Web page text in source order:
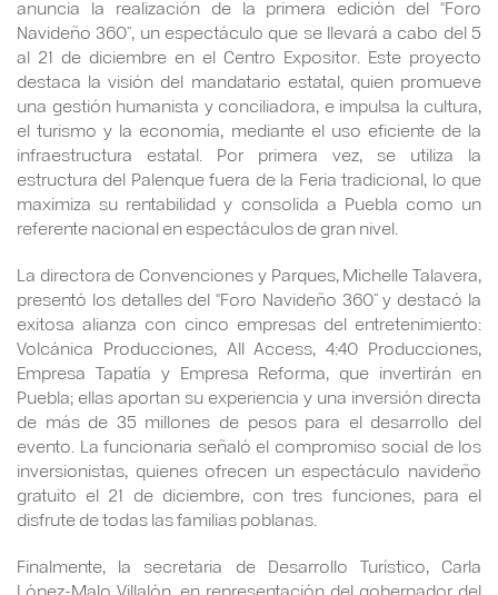
anuncia la realización de la primera edición del “Foro
Navideño 360”, un espectáculo que se llevará a cabo del 5
al 21 de diciembre en el Centro Expositor. Este proyecto
destaca la visión del mandatario estatal, quien promueve
una gestión humanista y conciliadora, e impulsa la cultura,
el turismo y la economía, mediante el uso eficiente de la
infraestructura estatal. Por primera vez, se utiliza la
estructura del Palenque fuera de la Feria tradicional, lo que
maximiza su rentabilidad y consolida a Puebla como un
referente nacional en espectáculos de gran nivel.
La directora de Convenciones y Parques, Michelle Talavera,
presentó los detalles del “Foro Navideño 360” y destacó la
exitosa alianza con cinco empresas del entretenimiento:
Volcánica Producciones, All Access, 4:40 Producciones,
Empresa Tapatía y Empresa Reforma, que invertirán en
Puebla; ellas aportan su experiencia y una inversión directa
de más de 35 millones de pesos para el desarrollo del
evento. La funcionaria señaló el compromiso social de los
inversionistas, quienes ofrecen un espectáculo navideño
gratuito el 21 de diciembre, con tres funciones, para el
disfrute de todas las familias poblanas.
Finalmente, la secretaria de Desarrollo Turístico, Carla